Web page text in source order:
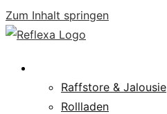
Zum Inhalt springen
Raffstore & Jalousie
Rollladen